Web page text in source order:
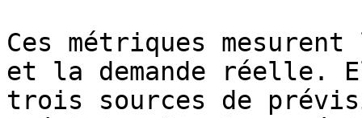
Ces métriques
et la demande réelle.
trois sources de